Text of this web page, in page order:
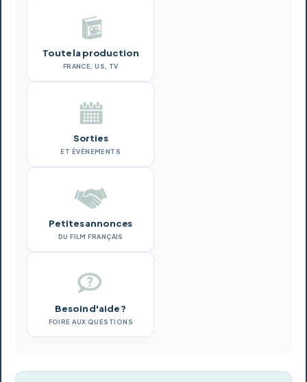
Toute la production
FRANCE, US, TV
Sorties
ET ÉVÉNEMENTS
Petites annonces
DU FILM FRANÇAIS
Besoin d'aide ?
FOIRE AUX QUESTIONS